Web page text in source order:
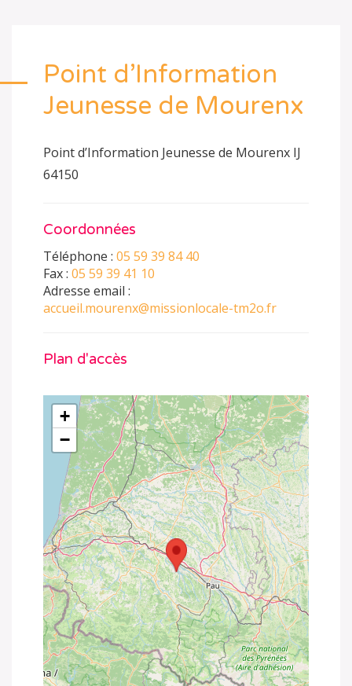
Point d’Information
Jeunesse de Mourenx
Point d’Information Jeunesse de Mourenx IJ
64150
Coordonnées
Téléphone : 05 59 39 84 40
Fax : 05 59 39 41 10
Adresse email :
accueil.mourenx@missionlocale-tm2o.fr
Plan d'accès
+
−